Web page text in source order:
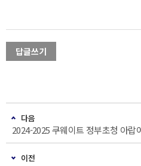
답글쓰기
다음
2024-2025 쿠웨이트 정부초청 아
이전